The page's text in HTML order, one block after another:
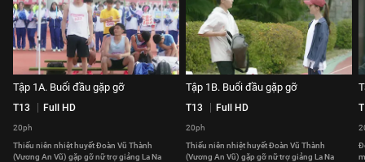
Tập 1A. Buổi đầu gặp gỡ
T13 Full HD
20ph
Thiếu niên nhiệt huyết Đoàn Vũ Thành
(Vương An Vũ) gặp gỡ nữ trợ giảng La Na
Tập 1B. Buổi đầu gặp gỡ
T13 Full HD
20ph
Thiếu niên nhiệt huyết Đoàn Vũ Thành
(Vương An Vũ) gặp gỡ nữ trợ giảng La Na